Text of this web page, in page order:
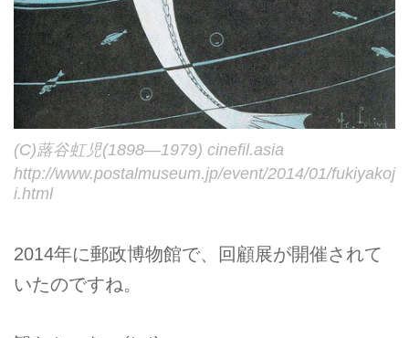
(C)蕗谷虹児(1898―1979) cinefil.asia
http://www.postalmuseum.jp/event/2014/01/fukiyakoj
i.html
2014年に郵政博物館で、回顧展が開催されて
いたのですね。